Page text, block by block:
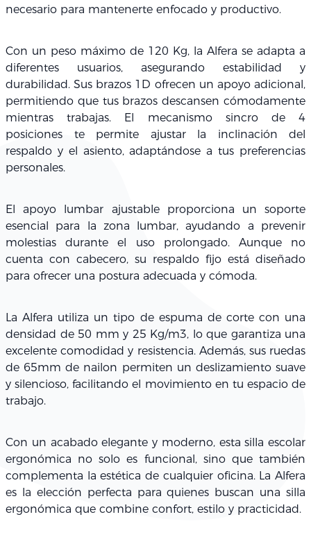
necesario para mantenerte enfocado y productivo.
Con un peso máximo de 120 Kg, la Alfera se adapta a
diferentes usuarios, asegurando estabilidad y
durabilidad. Sus brazos 1D ofrecen un apoyo adicional,
permitiendo que tus brazos descansen cómodamente
mientras trabajas. El mecanismo sincro de 4
posiciones te permite ajustar la inclinación del
respaldo y el asiento, adaptándose a tus preferencias
personales.
Elapoyo lumbar ajustable proporciona un soporte
esencial para la zona lumbar, ayudando a prevenir
molestias durante el uso prolongado. Aunque no
cuenta con cabecero, su respaldo fijo está diseñado
para ofrecer una postura adecuada y cómoda.
La Alfera utiliza untipo de espuma de cortecon una
densidad de 50 mm y 25 Kg/m3, lo que garantiza una
excelente comodidad y resistencia. Además, sus ruedas
de 65mm de nailon permiten un deslizamiento suave
y silencioso, facilitando el movimiento en tu espacio de
trabajo.
Con un acabado elegante y moderno, estasilla escolar
ergonómica no solo es funcional, sino que también
complementa la estética de cualquier oficina. La Alfera
es la elección perfecta para quienes buscan una silla
ergonómica que combine confort, estilo y practicidad.